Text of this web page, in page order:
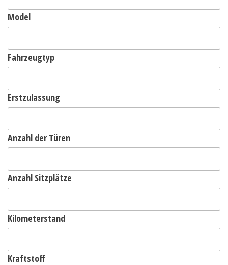
Model
Fahrzeugtyp
Erstzulassung
Anzahl der Türen
Anzahl Sitzplätze
Kilometerstand
Kraftstoff